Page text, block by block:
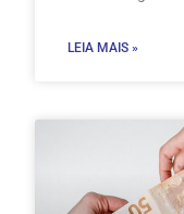
LEIA MAIS »